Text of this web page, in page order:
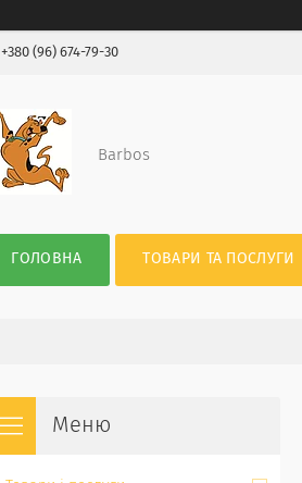
+380 (96) 674-79-30
Barbos
ГОЛОВНА ТОВАРИ ТА ПОСЛУГИ